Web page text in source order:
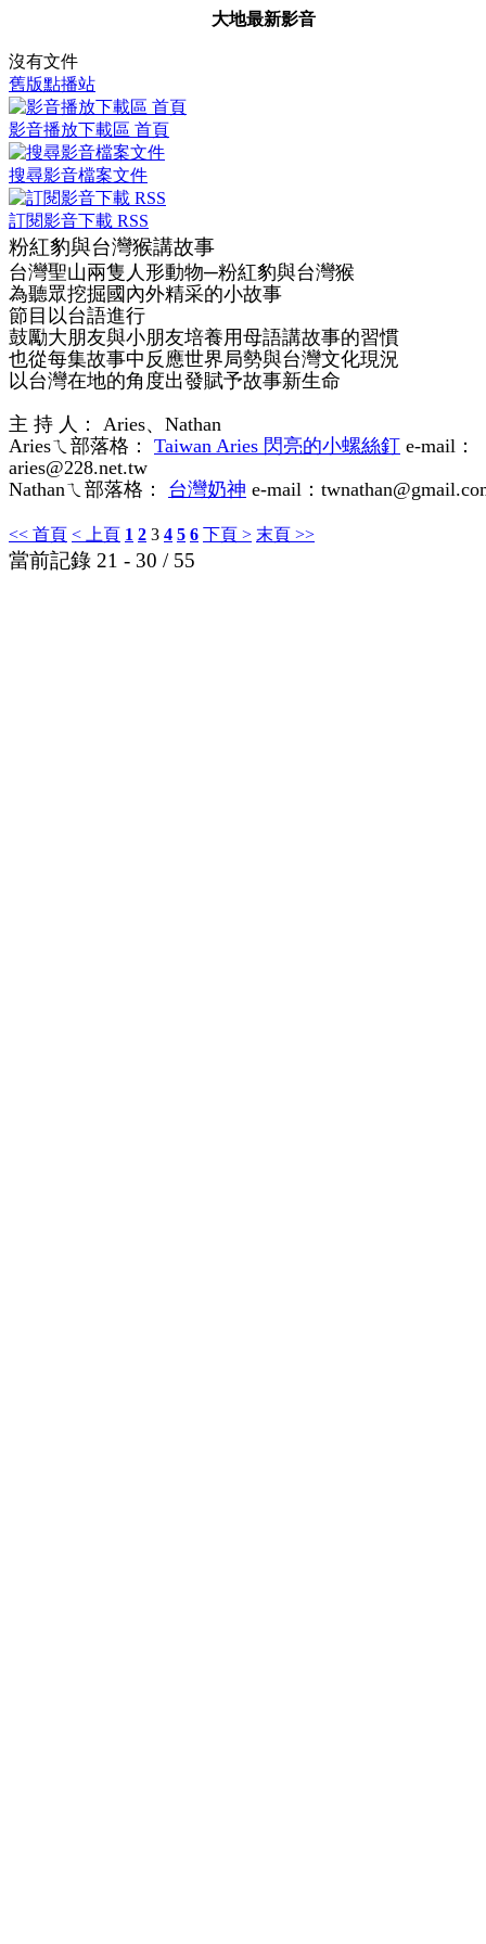
大地最新影音
沒有文件
舊版點播站
影音播放下載區 首頁
搜尋影音檔案文件
訂閱影音下載 RSS
粉紅豹與台灣猴講故事
台灣聖山兩隻人形動物─粉紅豹與台灣猴
為聽眾挖掘國內外精采的小故事
節目以台語進行
鼓勵大朋友與小朋友培養用母語講故事的習慣
也從每集故事中反應世界局勢與台灣文化現況
以台灣在地的角度出發賦予故事新生命
主 持 人： Aries、Nathan
Ariesㄟ部落格： Taiwan Aries 閃亮的小螺絲釘 e-mail：
aries@228.net.tw
Nathanㄟ部落格： 台灣奶神 e-mail：
<< 首頁 < 上頁 1 2 3 4 5 6 下頁 > 末頁 >>
當前記錄 21 - 30 / 55